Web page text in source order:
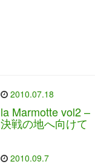
2010.07.18
la Marmotte vol2 –
決戦の地へ向けて
2010.09.7